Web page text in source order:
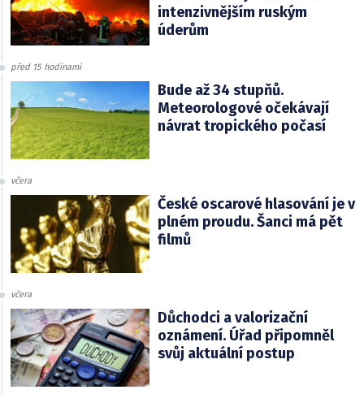
intenzivnějším ruským
úderům
před 15 hodinami
Bude až 34 stupňů.
Meteorologové očekávají
návrat tropického počasí
včera
České oscarové hlasování je v
plném proudu. Šanci má pět
filmů
včera
Důchodci a valorizační
oznámení. Úřad připomněl
svůj aktuální postup